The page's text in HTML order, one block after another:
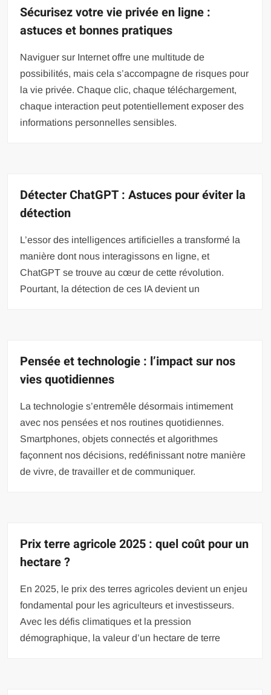
Sécurisez votre vie privée en ligne :
astuces et bonnes pratiques
Naviguer sur Internet offre une multitude de
possibilités, mais cela s’accompagne de risques pour
la vie privée. Chaque clic, chaque téléchargement,
chaque interaction peut potentiellement exposer des
informations personnelles sensibles.
Détecter ChatGPT : Astuces pour éviter la
détection
L’essor des intelligences artificielles a transformé la
manière dont nous interagissons en ligne, et
ChatGPT se trouve au cœur de cette révolution.
Pourtant, la détection de ces IA devient un
Pensée et technologie : l’impact sur nos
vies quotidiennes
La technologie s’entremêle désormais intimement
avec nos pensées et nos routines quotidiennes.
Smartphones, objets connectés et algorithmes
façonnent nos décisions, redéfinissant notre manière
de vivre, de travailler et de communiquer.
Prix terre agricole 2025 : quel coût pour un
hectare ?
En 2025, le prix des terres agricoles devient un enjeu
fondamental pour les agriculteurs et investisseurs.
Avec les défis climatiques et la pression
démographique, la valeur d’un hectare de terre